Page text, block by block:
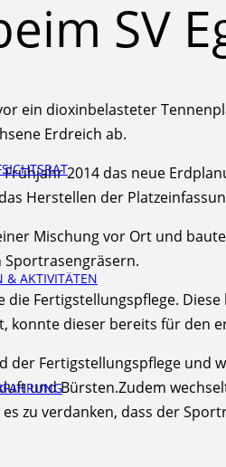
& AKTIVITÄTEN
SV
ein dioxinbelasteter
Erdreich ab.
Frühjahr 2014 das neue
Herstellen der
Mischung vor Ort und
Sportrasengräsern.
Fertigstellungspflege.
konnte dieser bereits für den
der Fertigstellungspflege
und Bürsten.Zudem
zu verdanken, dass der